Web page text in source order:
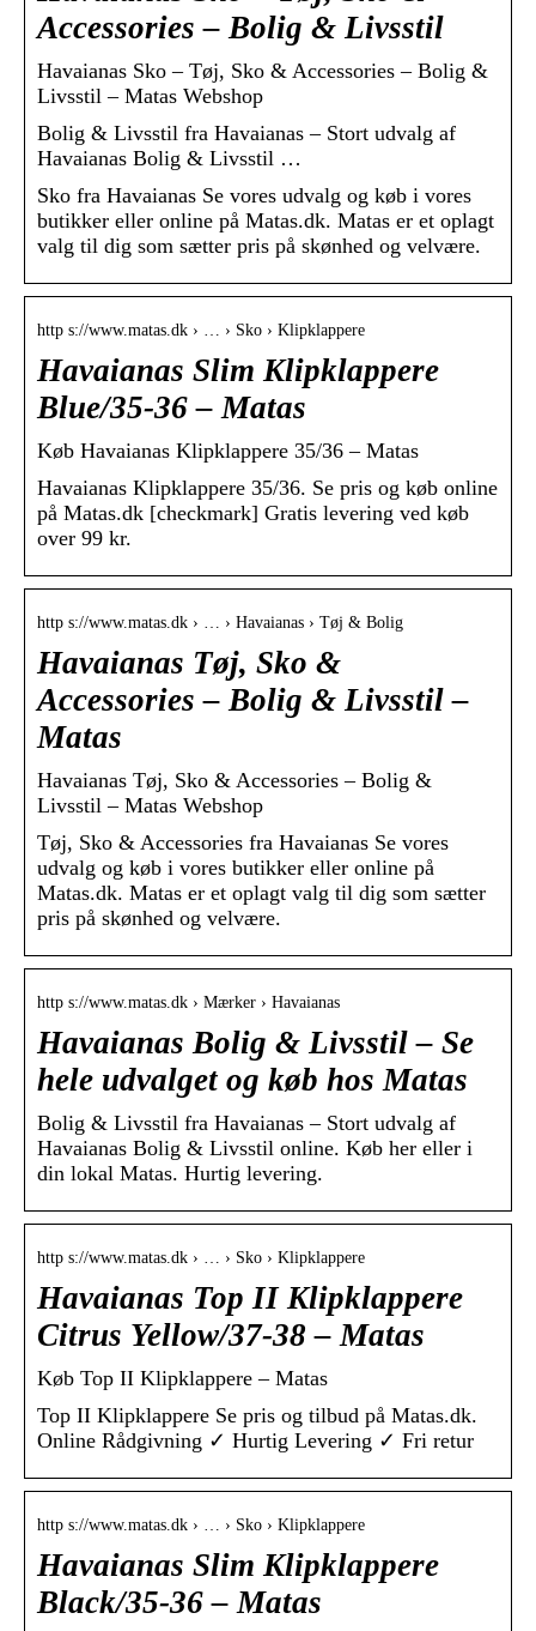
Accessories – Bolig & Livsstil
Havaianas Sko – Tøj, Sko & Accessories – Bolig &
Livsstil – Matas Webshop
Bolig & Livsstil fra Havaianas – Stort udvalg af
Havaianas Bolig & Livsstil …
Sko fra Havaianas Se vores udvalg og køb i vores
butikker eller online på Matas.dk. Matas er et oplagt
valg til dig som sætter pris på skønhed og velvære.
http s://www.matas.dk › … › Sko › Klipklappere
Havaianas Slim Klipklappere
Blue/35-36 – Matas
Køb Havaianas Klipklappere 35/36 – Matas
Havaianas Klipklappere 35/36. Se pris og køb online
på Matas.dk [checkmark] Gratis levering ved køb
over 99 kr.
http s://www.matas.dk › … › Havaianas › Tøj & Bolig
Havaianas Tøj, Sko &
Accessories – Bolig & Livsstil –
Matas
Havaianas Tøj, Sko & Accessories – Bolig &
Livsstil – Matas Webshop
Tøj, Sko & Accessories fra Havaianas Se vores
udvalg og køb i vores butikker eller online på
Matas.dk. Matas er et oplagt valg til dig som sætter
pris på skønhed og velvære.
http s://www.matas.dk › Mærker › Havaianas
Havaianas Bolig & Livsstil – Se
hele udvalget og køb hos Matas
Bolig & Livsstil fra Havaianas – Stort udvalg af
Havaianas Bolig & Livsstil online. Køb her eller i
din lokal Matas. Hurtig levering.
http s://www.matas.dk › … › Sko › Klipklappere
Havaianas Top II Klipklappere
Citrus Yellow/37-38 – Matas
Køb Top II Klipklappere – Matas
Top II Klipklappere Se pris og tilbud på Matas.dk.
Online Rådgivning ✓ Hurtig Levering ✓ Fri retur
http s://www.matas.dk › … › Sko › Klipklappere
Havaianas Slim Klipklappere
Black/35-36 – Matas